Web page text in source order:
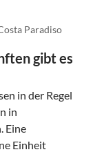
Paradiso
gibt es
in der Regel
in
Eine
Einheit